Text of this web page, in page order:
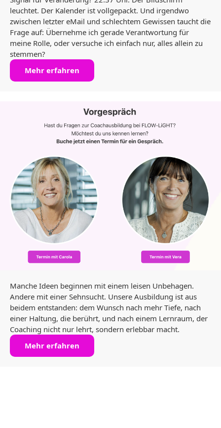
leuchtet. Der Kalender ist vollgepackt. Und irgendwo
zwischen letzter eMail und schlechtem Gewissen taucht die
Frage auf: Übernehme ich gerade Verantwortung für
meine Rolle, oder versuche ich einfach nur, alles allein zu
stemmen?
Mehr erfahren
Manche Ideen beginnen mit einem leisen Unbehagen.
Andere mit einer Sehnsucht. Unsere Ausbildung ist aus
beidem entstanden: dem Wunsch nach mehr Tiefe, nach
einer Haltung, die berührt, und nach einem Lernraum, der
Coaching nicht nur lehrt, sondern erlebbar macht.
Mehr erfahren